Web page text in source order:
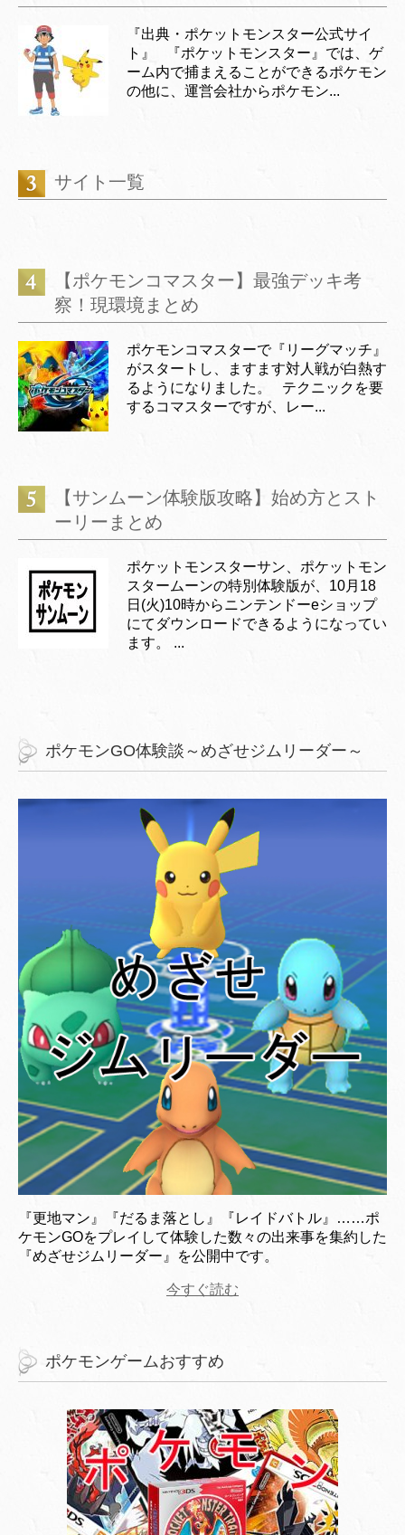
『出典・ポケットモンスター公式サイ
ト』 『ポケットモンスター』では、ゲ
ーム内で捕まえることができるポケモン
の他に、運営会社からポケモン...
サイト一覧
【ポケモンコマスター】最強デッキ考
察！現環境まとめ
ポケモンコマスターで『リーグマッチ』
がスタートし、ますます対人戦が白熱す
るようになりました。 テクニックを要
するコマスターですが、レー...
【サンムーン体験版攻略】始め方とスト
ーリーまとめ
ポケットモンスターサン、ポケットモン
スタームーンの特別体験版が、10月18
日(火)10時からニンテンドーeショップ
にてダウンロードできるようになってい
ます。 ...
ポケモンGO体験談～めざせジムリーダー～
『更地マン』『だるま落とし』『レイドバトル』……ポ
ケモンGOをプレイして体験した数々の出来事を集約した
『めざせジムリーダー』を公開中です。
今すぐ読む
ポケモンゲームおすすめ